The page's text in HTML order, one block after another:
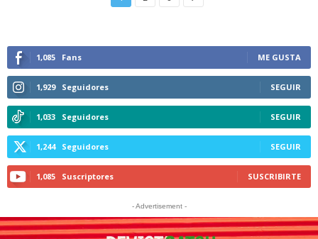
1,085 Fans ME GUSTA
1,929 Seguidores SEGUIR
1,033 Seguidores SEGUIR
1,244 Seguidores SEGUIR
1,085 Suscriptores SUSCRIBIRTE
- Advertisement -